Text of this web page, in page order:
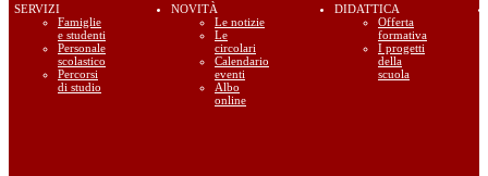
SERVIZI
Famiglie
e studenti
Personale
scolastico
Percorsi
di studio
NOVITÀ
Le notizie
Le
circolari
Calendario
eventi
Albo
online
DIDATTICA
Offerta
formativa
I progetti
della
scuola